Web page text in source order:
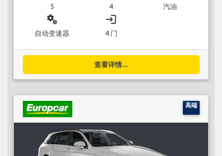
5 4 汽油
miscellaneous_services
自动变速器
login
4 门
查看详情...
高端